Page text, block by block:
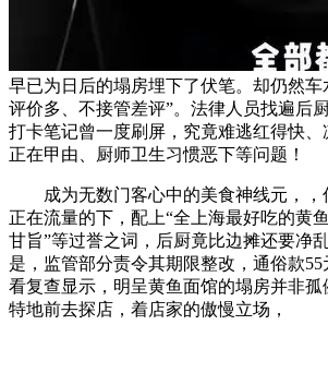
早已为日后的塌房埋下了伏笔。却仍然
评价多、不接管差评”。法律人员找遍后
打卡笔记曾一度刷屏，究竟难逃红得快
正在甲由、厨师卫生习惯恶下等问题！
成为无数门客心中的美食神线元，，
正在流量的下，配上“全上海最好吃的黄
甘旨”等过誉之词，后厨竟比边摊还要净
是，监管部分责令其期限整改，通俗款55
看复查显示，明呈黄鱼面馆的塌房并非孤
特地前去探店，着店家的傲慢立场，